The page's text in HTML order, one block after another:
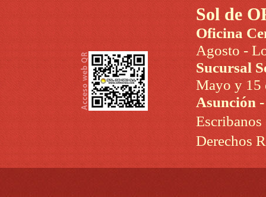
Sol de
Oficina
Agosto -
Sucursal
Mayo y 15
Asunción
Derechos